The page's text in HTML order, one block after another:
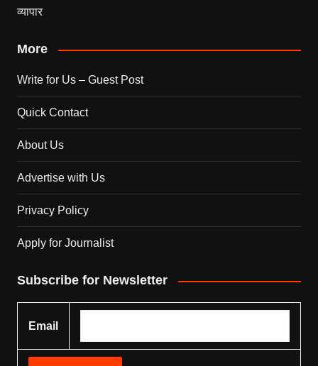
व्यापार
More
Write for Us – Guest Post
Quick Contact
About Us
Advertise with Us
Privacy Policy
Apply for Journalist
Subscribe for Newsletter
Email